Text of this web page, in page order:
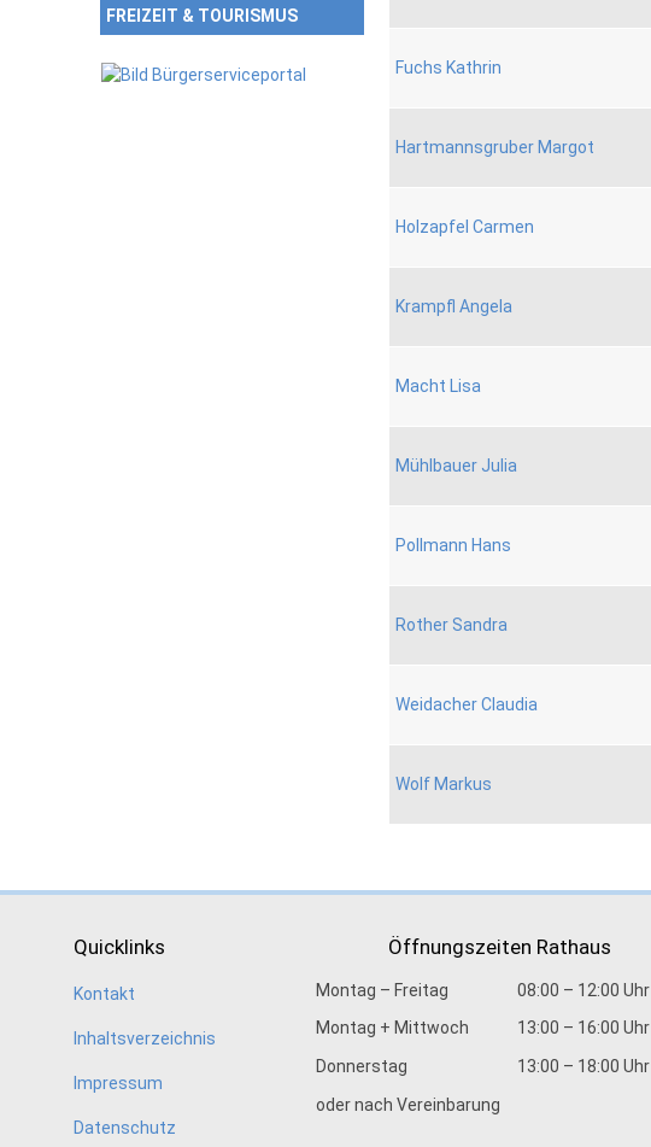
FREIZEIT & TOURISMUS
Fuchs Kathrin
Hartmannsgruber Margot
Holzapfel Carmen
Krampfl Angela
Macht Lisa
Mühlbauer Julia
Pollmann Hans
Rother Sandra
Weidacher Claudia
Wolf Markus
Quicklinks
Kontakt
Inhaltsverzeichnis
Impressum
Datenschutz
Öffnungszeiten Rathaus
Montag – Freitag
08:00 – 12:00 Uhr
Montag + Mittwoch
13:00 – 16:00 Uhr
Donnerstag
13:00 – 18:00 Uhr
oder nach Vereinbarung